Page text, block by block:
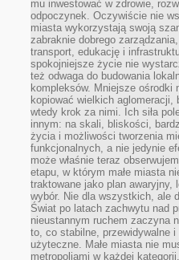
mu inwestować w zdrowie,
odpoczynek. Oczywiście nie
miasta wykorzystają swoją
zabraknie dobrego
transport, edukację i
spokojniejsze życie nie
też odwaga do budowania
kompleksów. Mniejsze ośrodki
kopiować wielkich aglomeracji,
wtedy krok za nimi. Ich siła
innym: na skali, bliskości,
życia i możliwości tworzenia
funkcjonalnych, a nie jedynie
może właśnie teraz
etapu, w którym małe miasta
traktowane jako plan awaryjny,
wybór. Nie dla wszystkich, ale
Świat po latach zachwytu nad
nieustannym ruchem zaczyna
to, co stabilne, przewidywalne i
użyteczne. Małe miasta nie
metropoliami w każdej